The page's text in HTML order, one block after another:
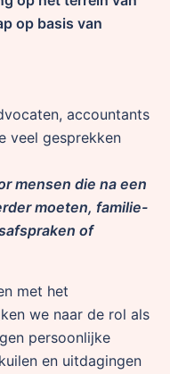
op basis van
accountants
veel gesprekken
mensen die na een
moeten, familie-
of
met het
we naar de rol als
persoonlijke
en uitdagingen